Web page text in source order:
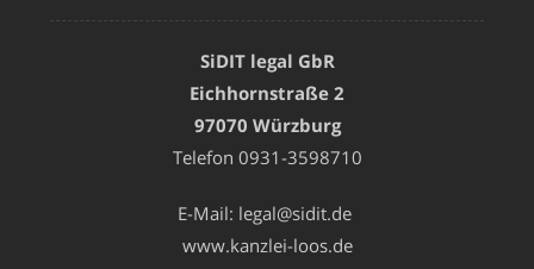
SiDIT legal GbR
Eichhornstraße 2
97070 Würzburg
Telefon 0931-3598710
E-Mail: legal@sidit.de
www.kanzlei-loos.de